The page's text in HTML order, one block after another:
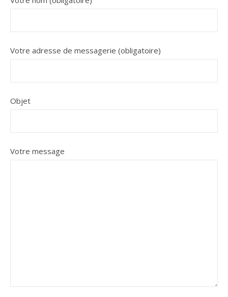
Votre adresse de messagerie (obligatoire)
Objet
Votre message